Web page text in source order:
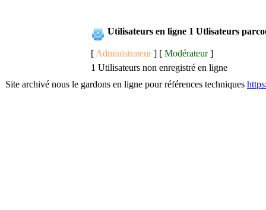
Utilisateurs en ligne 1 Utlisateurs
[ Administrateur] [ Modérateur]
1 Utilisateurs non enregistré en ligne
Site archivé nous le gardons en ligne pour références techniques